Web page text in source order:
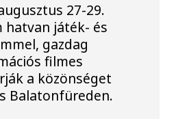
27-29.
hatvan játék- és
gazdag
filmes
a közönséget
Balatonfüreden.